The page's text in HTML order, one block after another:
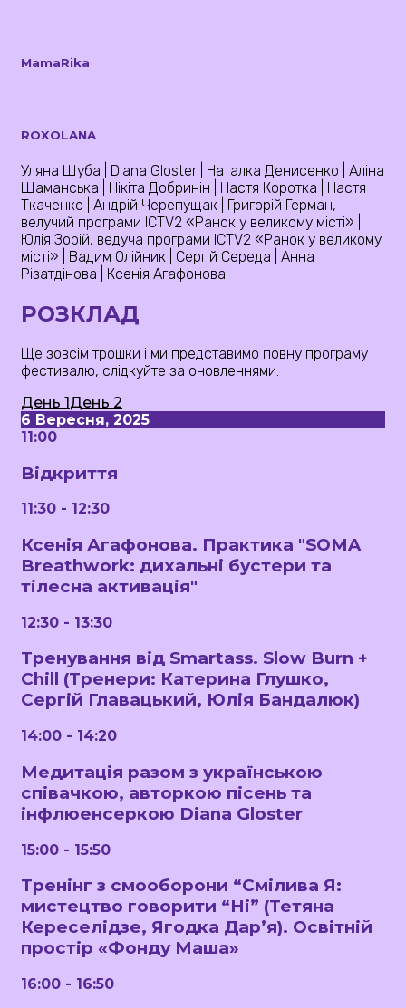
MamaRika
ROXOLANA
Уляна Шуба | Diana Gloster | Наталка Денисенко | Аліна
Шаманська | Нікіта Добринін | Настя Коротка | Настя
Ткаченко | Андрій Черепущак | Григорій Герман,
велучий програми ICTV2 «Ранок у великому місті» |
Юлія Зорій, ведуча програми ICTV2 «Ранок у великому
місті» | Вадим Олійник | Сергій Середа | Анна
Різатдінова | Ксенія Агафонова
РОЗКЛАД
Ще зовсім трошки і ми представимо повну програму
фестивалю, слідкуйте за оновленнями.
День 1День 2
6 Вересня, 2025
11:00
Відкриття
11:30 - 12:30
Ксенія Агафонова. Практика "SOMA
Breathwork: дихальні бустери та
тілесна активація"
12:30 - 13:30
Тренування від Smartass. Slow Burn +
Chill (Тренери: Катерина Глушко,
Сергій Главацький, Юлія Бандалюк)
14:00 - 14:20
Медитація разом з українською
співачкою, авторкою пісень та
інфлюенсеркою Diana Gloster
15:00 - 15:50
Тренінг з смооборони “Смілива Я:
мистецтво говорити “Ні” (Тетяна
Кереселідзе, Ягодка Дарʼя). Освітній
простір «Фонду Маша»
16:00 - 16:50